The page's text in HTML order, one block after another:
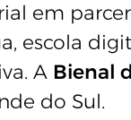
em
escola
A Bienal
do Sul.